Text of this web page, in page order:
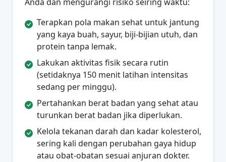
Terapkan pola makan sehat untuk jantung
yang kaya buah, sayur, biji-bijian utuh, dan
protein tanpa lemak.
Lakukan aktivitas fisik secara rutin
(setidaknya 150 menit latihan intensitas
sedang per minggu).
Pertahankan berat badan yang sehat atau
turunkan berat badan jika diperlukan.
Kelola tekanan darah dan kadar kolesterol,
sering kali dengan perubahan gaya hidup
atau obat-obatan sesuai anjuran dokter.